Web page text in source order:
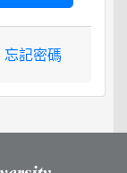
忘記密碼